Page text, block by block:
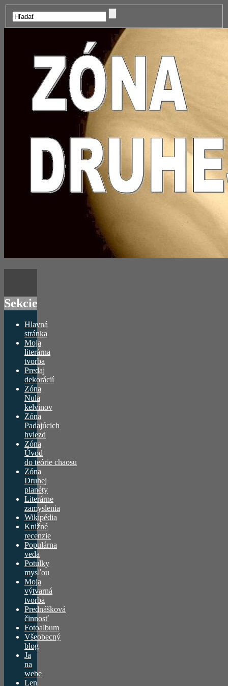
Sekcie
Hlavná
stránka
Moja
literárna
tvorba
Predaj
dekorácií
Zóna
Nula
kelvinov
Zóna
Padajúcich
hviezd
Zóna
Úvod
do teórie chaosu
Zóna
Druhej
planéty
Literárne
zamyslenia
Wikipédia
Knižné
recenzie
Populárna
veda
Potulky
mysľou
Moja
výtvarná
tvorba
Prednášková
činnosť
Fotoalbum
Všeobecný
blog
Ja
na
webe
Len